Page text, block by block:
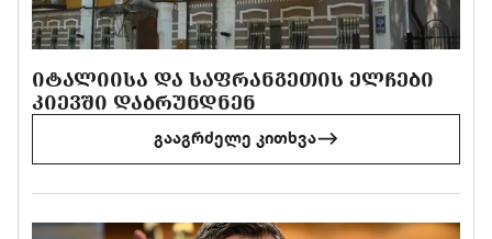
ᲘᲢᲐᲚᲘᲘᲡᲐ ᲓᲐ ᲡᲐᲤᲠᲐᲜᲒᲔᲗᲘᲡ ᲔᲚᲩᲔᲑᲘ
ᲙᲘᲔᲕᲨᲘ ᲓᲐᲑᲠᲣᲜᲓᲜᲔᲜ
გააგრძელე კითხვა